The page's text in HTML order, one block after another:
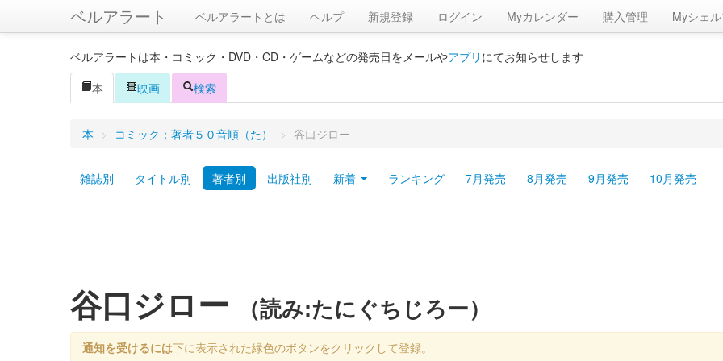
ベルアラート ベルアラートとは ヘルプ 新規登録 ログイン Myカレンダー 購入管理 Myシェル
ベルアラートは本・コミック・DVD・CD・ゲームなどの発売日をメールやアプリ にてお知らせします
本
映画 検索
本 > コミック：著者５０音順（た） > 谷口ジロー
雑誌別 タイトル別 著者別 出版社別 新着 ランキング 7月発売 8月発売 9月発売 10月発売
谷口ジロー （読み:たにぐちじろー）
通知を受けるには下に表示された緑色のボタンをクリックして登録。